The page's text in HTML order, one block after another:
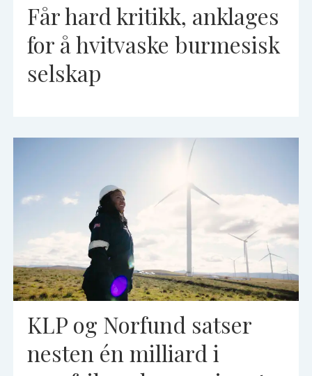
Får hard kritikk, anklages
for å hvitvaske burmesisk
selskap
KLP og Norfund satser
nesten én milliard i